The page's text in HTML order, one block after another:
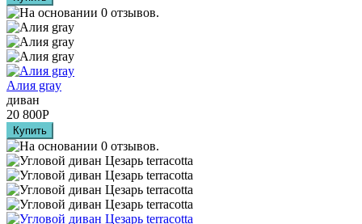
Алия grаy
диван
20 800Р